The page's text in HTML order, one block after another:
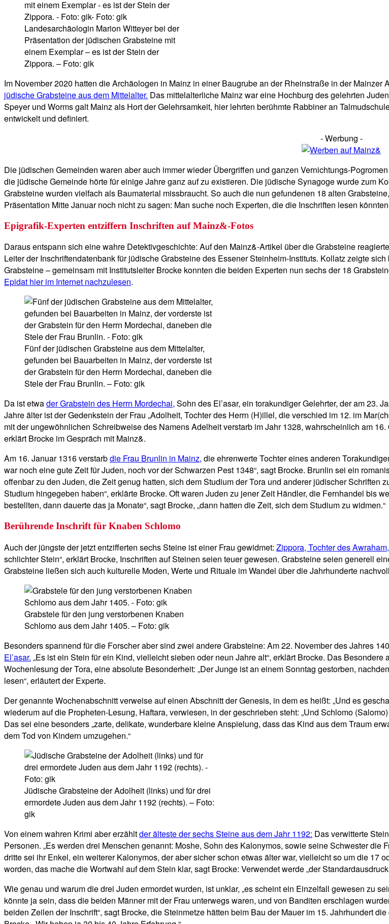
Landesarchäologin Marion Witteyer bei der
Präsentation der jüdischen Grabsteine mit
einem Exemplar – es ist der Stein der
Zippora. – Foto: gik
Im November 2020 hatten die Archäologen in Mainz in einer Baugrube an der Rheinstraße in der
jüdische Grabsteine aus dem Mittelalter. Das mittelalterliche Mainz war eine Hochburg des gelehrten
Speyer und Worms galt Mainz als Hort der Gelehrsamkeit, hier lehrten berühmte Rabbiner an
entwickelt und definiert.
- Werbung -
Die jüdischen Gemeinden waren aber auch immer wieder Übergriffen und ganzen Vernichtungs-
die jüdische Gemeinde hörte für einige Jahre ganz auf zu existieren. Die jüdische Synagoge wurde zum
Grabsteine wurden vielfach als Baumaterial missbraucht. So auch die nun gefundenen 18 alten
Präsentation Mitte Januar noch nicht zu sagen: Man suche noch Experten, die die Inschriften lesen
Epigrafik-Experten entziffern Inschriften auf Mainz&-Fotos
Daraus entspann sich eine wahre Detektivgeschichte: Auf den Mainz&-Artikel über die Grabsteine
Leiter der Inschriftendatenbank für jüdische Grabsteine des Essener Steinheim-Instituts. Kollatz zeigte
Grabsteine – gemeinsam mit Institutsleiter Brocke konnten die beiden Experten nun sechs der 18
Epidat hier im Internet nachzulesen.
Fünf der jüdischen Grabsteine aus dem Mittelalter,
gefunden bei Bauarbeiten in Mainz, der vorderste ist
der Grabstein für den Herrn Mordechai, daneben die
Stele der Frau Brunlin. – Foto: gik
Da ist etwader Grabstein des Herrn Mordechai, Sohn des El’asar, ein torakundiger Gelehrter, der am 23.
Jahre älter ist der Gedenkstein der Frau „Adolheit, Tochter des Herrn (H)illel, die verschied im 12. im
mit der ungewöhnlichen Schreibweise des Namens Adelheit verstarb im Jahr 1328, wahrscheinlich am
erklärt Brocke im Gespräch mit Mainz&.
Am 16. Januar 1316 verstarbdie Frau Brunlin in Mainz, die ehrenwerte Tochter eines anderen
war noch eine gute Zeit für Juden, noch vor der Schwarzen Pest 1348“, sagt Brocke. Brunlin sei ein
offenbar zu den Juden, die Zeit genug hatten, sich dem Studium der Tora und anderer jüdischer Schriften
Studium hingegeben haben“, erklärte Brocke. Oft waren Juden zu jener Zeit Händler, die Fernhandel bis
bestellten, dann dauerte das ja Monate“, sagt Brocke, „dann hatten die Zeit, sich dem Studium zu widmen.“
Berührende Inschrift für Knaben Schlomo
Auch der jüngste der jetzt entzifferten sechs Steine ist einer Frau gewidmet: Zippora, Tochter des Awraham,
schlichter Stein“, erklärt Brocke, Inschriften auf Steinen seien teuer gewesen. Grabsteine seien generell
Grabsteine ließen sich auch kulturelle Moden, Werte und Rituale im Wandel über die Jahrhunderte
Grabstele für den jung verstorbenen Knaben
Schlomo aus dem Jahr 1405. – Foto: gik
Besonders spannend für die Forscher aber sind zwei andere Grabsteine: Am 22. November des Jahres
El’asar. „Es ist ein Stein für ein Kind, vielleicht sieben oder neun Jahre alt“, erklärt Brocke. Das
Wochenlesung der Tora, eine absolute Besonderheit: „Der Junge ist an einem Sonntag gestorben,
lesen“, erläutert der Experte.
Der genannte Wochenabschnitt verweise auf einen Abschnitt der Genesis, in dem es heißt: „Und es
wiederum auf die Propheten-Lesung, Haftara, verwiesen, in der geschrieben steht: „Und Schlomo
Das sei eine besonders „zarte, delikate, wunderbare kleine Anspielung, dass das Kind aus dem Traum
dem Tod von Kindern umzugehen.“
Jüdische Grabsteine der Adolheit (links) und für drei
ermordete Juden aus dem Jahr 1192 (rechts). – Foto:
gik
Von einem wahren Krimi aber erzähltder älteste der sechs Steine aus dem Jahr 1192: Das verwitterte
Personen. „Es werden drei Menschen genannt: Moshe, Sohn des Kalonymos, sowie seine Schwester die
dritte sei ihr Enkel, ein weiterer Kalonymos, der aber sicher schon etwas älter war, vielleicht so um die 17
worden, das mache die Wortwahl auf dem Stein klar, sagt Brocke: Verwendet werde „der
Wie genau und warum die drei Juden ermordet wurden, ist unklar, „es scheint ein Einzelfall gewesen zu
könnte ja sein, dass die beiden Männer mit der Frau unterwegs waren, und von Banditen erschlagen
beiden Zeilen der Inschrift“, sagt Brocke, die Steinmetze hätten beim Bau der Mauer im 15. Jahrhundert